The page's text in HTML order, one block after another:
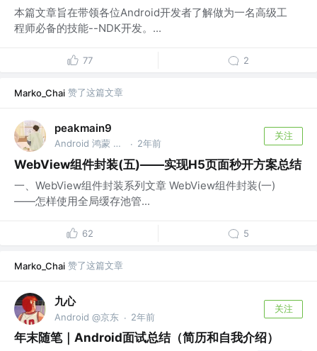
本篇文章旨在带领各位Android开发者了解做为一名高级工
程师必备的技能--NDK开发。...
77 2
Marko_Chai 赞了这篇文章
peakmain9
Android 鸿蒙 Compose C++ · 2年前
关注
WebView组件封装(五)——实现H5页面秒开方案总结
一、WebView组件封装系列文章 WebView组件封装(一)
——怎样使用全局缓存池管...
62 5
Marko_Chai 赞了这篇文章
九心
Android @京东 · 2年前
关注
年末随笔｜Android面试总结（简历和自我介绍）